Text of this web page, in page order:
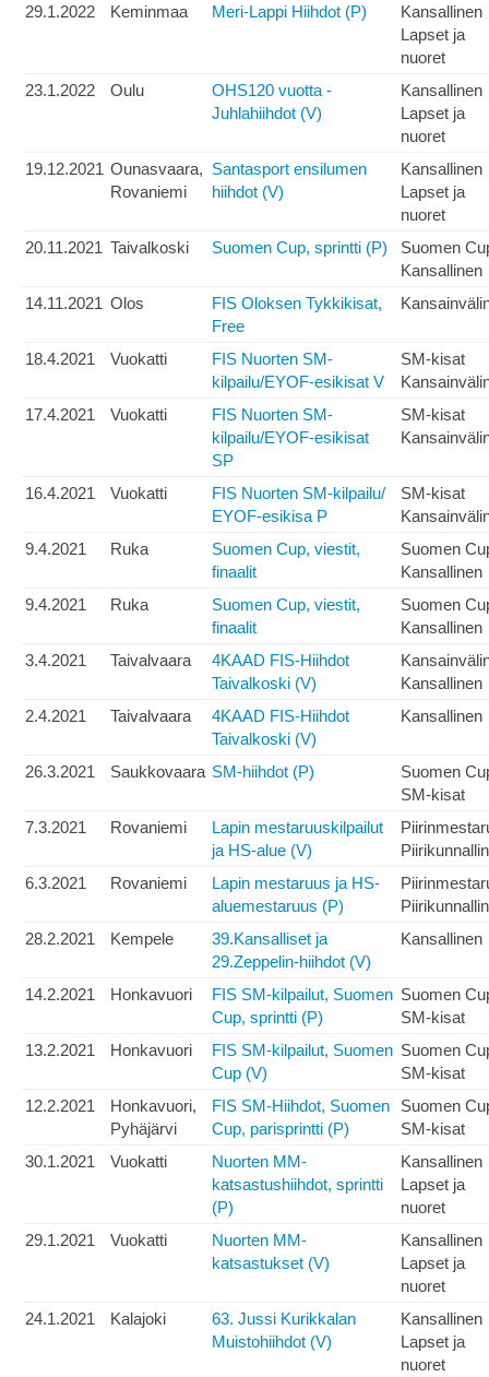
29.1.2022
Keminmaa Meri-Lappi Hiihdot (P)
Kansallinen
Lapset ja
nuoret
23.1.2022
Oulu
OHS120 vuotta -
Juhlahiihdot (V)
Kansallinen
Lapset ja
nuoret
19.12.2021 Ounasvaara,
Rovaniemi
Santasport ensilumen
hiihdot (V)
Kansallinen
Lapset ja
nuoret
20.11.2021 Taivalkoski Suomen Cup, sprintti (P)
Suomen
Kansallinen
14.11.2021 Olos
FIS Oloksen Tykkikisat,
Free
18.4.2021 Vuokatti
FIS Nuorten SM-
kilpailu/EYOF-esikisat V
SM-kisat
17.4.2021
Vuokatti
FIS Nuorten SM-
kilpailu/EYOF-esikisat
SP
SM-kisat
16.4.2021 Vuokatti
FIS Nuorten SM-kilpailu/
EYOF-esikisa P
SM-kisat
9.4.2021
Ruka
Suomen Cup, viestit,
finaalit
Suomen
Kansallinen
9.4.2021
Ruka
Suomen Cup, viestit,
finaalit
Suomen
Kansallinen
3.4.2021
Taivalvaara
4KAAD FIS-Hiihdot
Taivalkoski (V)
Kansallinen
2.4.2021
Taivalvaara
4KAAD FIS-Hiihdot
Taivalkoski (V)
Kansallinen
26.3.2021 Saukkovaara SM-hiihdot (P)
Suomen
SM-kisat
7.3.2021
Rovaniemi
Lapin mestaruuskilpailut
ja HS-alue (V)
6.3.2021
Rovaniemi
Lapin mestaruus ja HS-
aluemestaruus (P)
28.2.2021
Kempele
39.Kansalliset ja
29.Zeppelin-hiihdot (V)
Kansallinen
14.2.2021 Honkavuori
FIS SM-kilpailut, Suomen
Cup, sprintti (P)
Suomen
SM-kisat
13.2.2021
Honkavuori
FIS SM-kilpailut, Suomen
Cup (V)
Suomen
SM-kisat
12.2.2021
Honkavuori,
Pyhäjärvi
FIS SM-Hiihdot, Suomen
Cup, parisprintti (P)
Suomen
SM-kisat
30.1.2021
Vuokatti
Nuorten MM-
katsastushiihdot, sprintti
(P)
Kansallinen
Lapset ja
nuoret
29.1.2021
Vuokatti
Nuorten MM-
katsastukset (V)
Kansallinen
Lapset ja
nuoret
24.1.2021
Kalajoki
63. Jussi Kurikkalan
Muistohiihdot (V)
Kansallinen
Lapset ja
nuoret